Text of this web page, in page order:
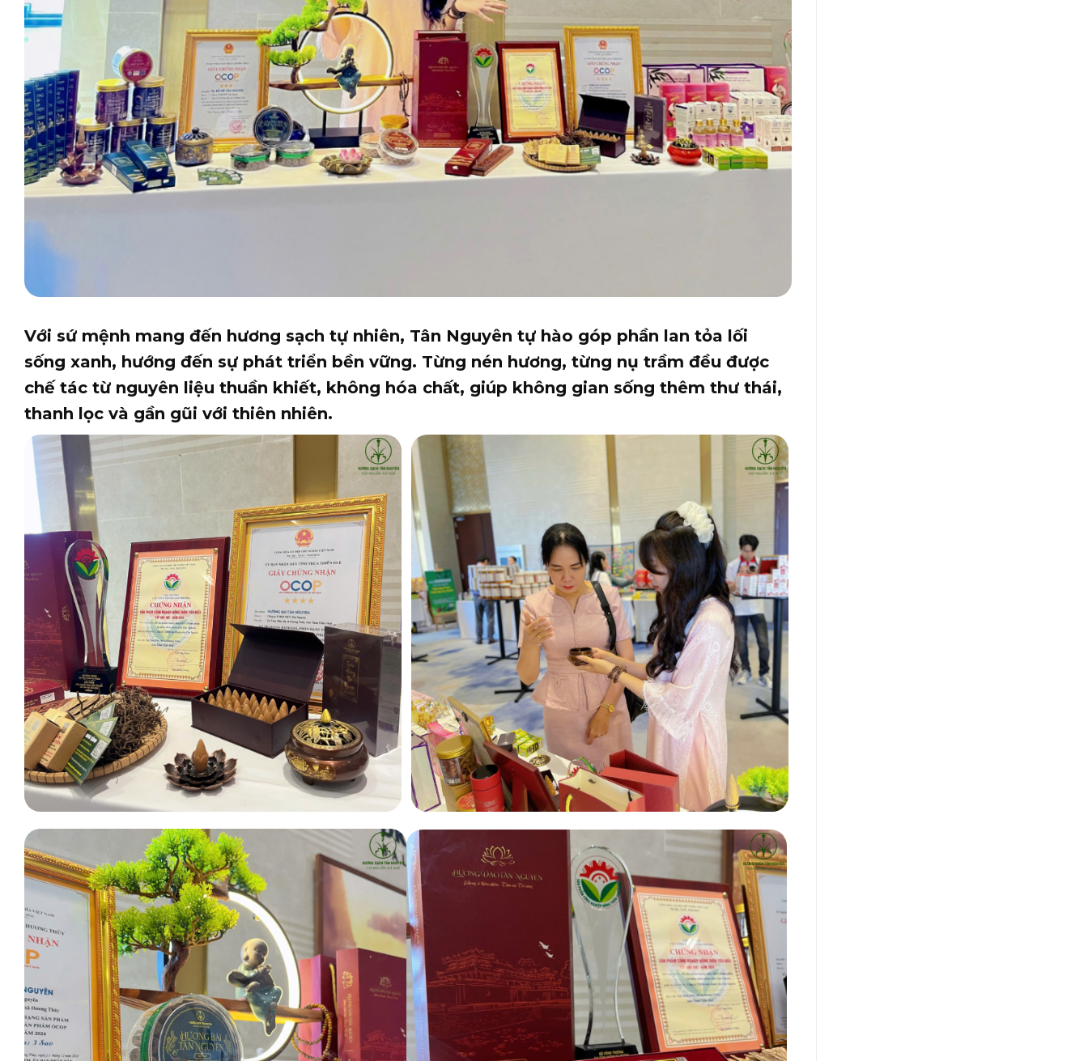
Với sứ mệnh mang đến hương sạch tự nhiên, Tân Nguyên tự hào góp phần lan tỏa lối
sống xanh, hướng đến sự phát triển bền vững. Từng nén hương, từng nụ trầm đều được
chế tác từ nguyên liệu thuần khiết, không hóa chất, giúp không gian sống thêm thư thái,
thanh lọc và gần gũi với thiên nhiên.